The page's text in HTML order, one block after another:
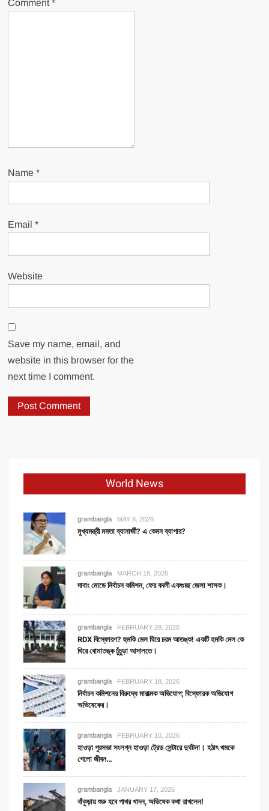
Comment*
Name*
Email*
Website
Save my name, email, and
website in this browser for the
next time I comment.
World News
grambangla MAY 8, 2026
মুখ্যমন্ত্রী মমতা ব্যানার্জী? এ কেমন ব্যাপার?
grambangla MARCH 18, 2026
দাবাং মোডে নির্বাচন কমিশন, ফের বদলী একগুচ্ছ জেলা শাসক।
grambangla FEBRUARY 28, 2026
RDX বিস্ফোরণ? হুমকি মেল ঘিরে চরম আতঙ্ক! একটি হমকি মেল কে
ঘিরে বোমাতঙ্ক চুঁচুড়া আদালতে।
grambangla FEBRUARY 18, 2026
নির্বাচন কমিশনের বিরুদ্ধে মারাত্মক অভিযোগ; বিস্ফোরক অভিযোগ
অভিষেকের।
grambangla FEBRUARY 10, 2026
হাওড়া পুরসভা সংলগ্ন হাওড়া ট্রেড সেন্টারে দুর্ঘটনা। হঠাৎ থমকে
গেলো জীবন…
grambangla JANUARY 17, 2026
বাঁকুড়ায় শুরু হবে পাথর খাদন, অভিষেক কথা রাখলেন!